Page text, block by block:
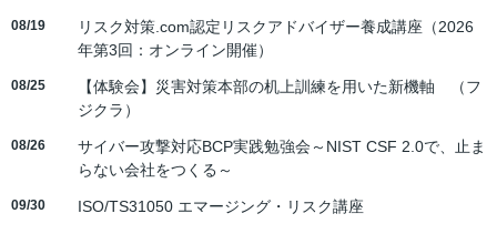
08/19
リスク対策.com認定リスクアドバイザー養成講座（2026
年第3回：オンライン開催）
08/25
【体験会】災害対策本部の机上訓練を用いた新機軸 （フ
ジクラ）
08/26
サイバー攻撃対応BCP実践勉強会～NIST CSF 2.0で、止ま
らない会社をつくる～
09/30 ISO/TS31050 エマージング・リスク講座